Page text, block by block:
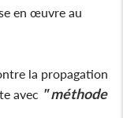
en œuvre au
la propagation
avec " méthode